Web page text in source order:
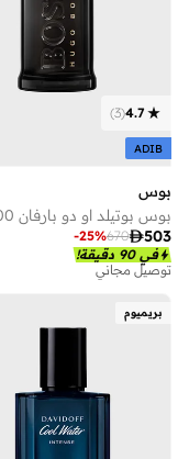
4.7
(
3
)
ADIB
بوس
503
670
-25%
في 90 دقيقة!
توصيل مجاني
بريميوم